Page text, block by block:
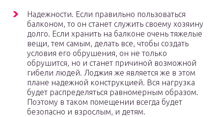
Надежности. Если правильно пользоваться
балконом, то он станет служить своему хозяину
долго. Если хранить на балконе очень тяжелые
вещи, тем самым, делать все, чтобы создать
условия его обрушения, он не только
обрушится, но и станет причиной возможной
гибели людей. Лоджия же является же в этом
плане надежной конструкцией. Вся нагрузка
будет распределяться равномерным образом.
Поэтому в таком помещении всегда будет
безопасно и взрослым, и детям.